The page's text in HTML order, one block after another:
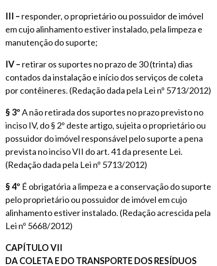
III – responder, o proprietário ou possuidor de imóvel
em cujo alinhamento estiver instalado, pela limpeza e
manutenção do suporte;
IV – retirar os suportes no prazo de 30 (trinta) dias
contados da instalação e início dos serviços de coleta
por contêineres. (Redação dada pela Lei nº 5713/2012)
§ 3ºA não retirada dos suportes no prazo previsto no
inciso IV, do § 2º deste artigo, sujeita o proprietário ou
possuidor do imóvel responsável pelo suporte a pena
prevista no inciso VII do art. 41 da presente Lei.
(Redação dada pela Lei nº 5713/2012)
§ 4º É obrigatória a limpeza e a conservação do suporte
pelo proprietário ou possuidor de imóvel em cujo
alinhamento estiver instalado. (Redação acrescida pela
Lei nº 5668/2012)
CAPÍTULO VII
DA COLETA E DO TRANSPORTE DOS RESÍDUOS